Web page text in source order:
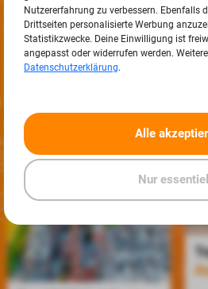
Nutzererfahrung zu verbessern. Ebenfalls
Drittseiten personalisierte Werbung
Statistikzwecke. Deine Einwilligung ist
angepasst oder widerrufen werden.
Datenschutzerklärung.
Alle
Nur